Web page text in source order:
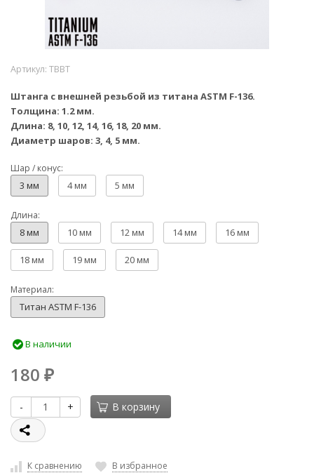
Артикул: TBBT
Штанга с внешней резьбой из титана ASTM F-136.
Толщина: 1.2 мм.
Длина: 8, 10, 12, 14, 16, 18, 20 мм.
Диаметр шаров: 3, 4, 5 мм.
Шар / конус:
3 мм 4 мм 5 мм
Длина:
8 мм 10 мм 12 мм 14 мм 16 мм
18 мм 19 мм 20 мм
Материал:
Титан ASTM F-136
В наличии
180 ₽
- + В корзину
К сравнению В избранное